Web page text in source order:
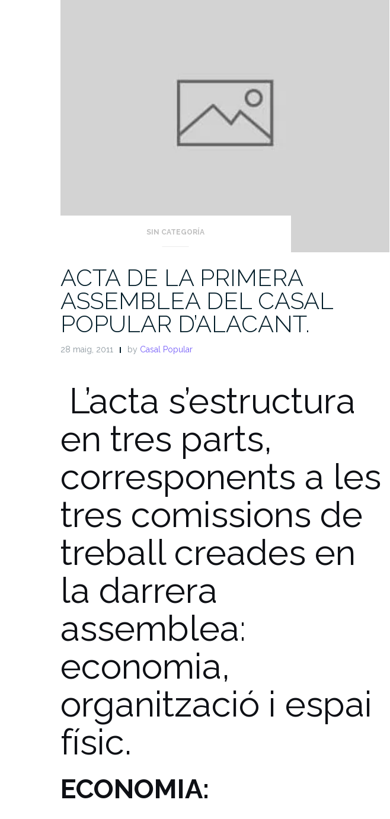
SIN CATEGORÍA
ACTA DE LA PRIMERA
ASSEMBLEA DEL CASAL
POPULAR D’ALACANT.
28 maig, 2011 by Casal Popular
L’acta s’estructura
en tres parts,
corresponents a les
tres comissions de
treball creades en
la darrera
assemblea:
economia,
organització i espai
físic.
ECONOMIA: